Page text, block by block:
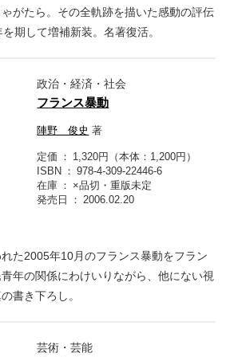
がたら。その全軌跡を描いた感動の評伝
期して増補新装。名著復活。
政治・経済・社会
フランス暴動
陣野 俊史 著
定価
1,320円（本体：1,200円）
ISBN
978-4-309-22446-6
在庫
×品切・重版未定
発売日
2006.02.20
た2005年10月のフランス暴動をフラン
年の関係にわけいりながら、他にない視
書き下ろし。
芸術・芸能